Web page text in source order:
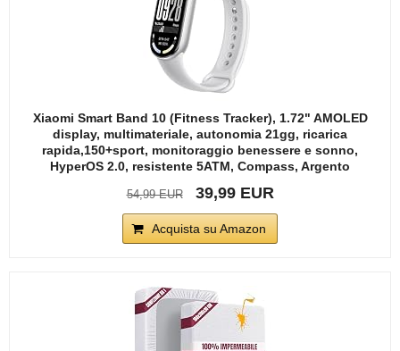
Xiaomi Smart Band 10 (Fitness Tracker), 1.72" AMOLED
display, multimateriale, autonomia 21gg, ricarica
rapida,150+sport, monitoraggio benessere e sonno,
HyperOS 2.0, resistente 5ATM, Compass, Argento
54,99 EUR 39,99 EUR
Acquista su Amazon